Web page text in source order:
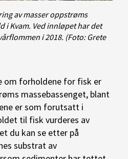
av masser oppstrøms
i Kvam. Ved innløpet har det
i 2018. (Foto: Grete
om forholdene for fisk er
massebassenget, blant
er som forutsatt i
til fisk vurderes av
du kan se etter på
substrat av